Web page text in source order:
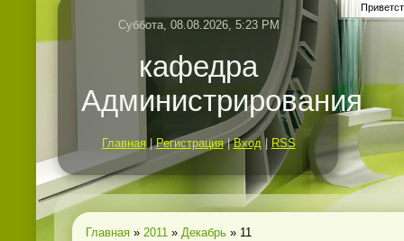
Суббота, 08.08.2026, 5:23 PM
кафедра
Администрирования
Главная |Регистрация|Вход| RSS
Главная » 2011 » Декабрь » 11